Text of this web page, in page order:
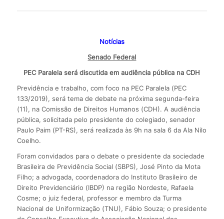
Notícias
Senado Federal
PEC Paralela será discutida em audiência pública na CDH
Previdência e trabalho, com foco na PEC Paralela (PEC
133/2019), será tema de debate na próxima segunda-feira
(11), na Comissão de Direitos Humanos (CDH). A audiência
pública, solicitada pelo presidente do colegiado, senador
Paulo Paim (PT-RS), será realizada às 9h na sala 6 da Ala Nilo
Coelho.
Foram convidados para o debate o presidente da sociedade
Brasileira de Previdência Social (SBPS), José Pinto da Mota
Filho; a advogada, coordenadora do Instituto Brasileiro de
Direito Previdenciário (IBDP) na região Nordeste, Rafaela
Cosme; o juiz federal, professor e membro da Turma
Nacional de Uniformização (TNU), Fábio Souza; o presidente